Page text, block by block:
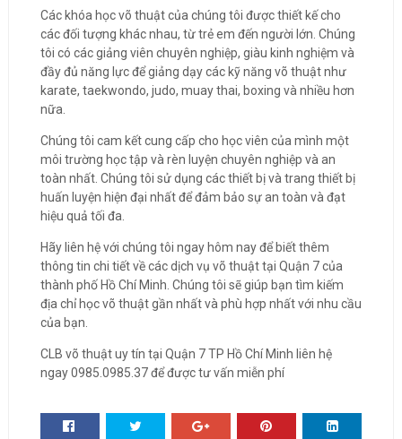
Các khóa học võ thuật của chúng tôi được thiết kế cho
các đối tượng khác nhau, từ trẻ em đến người lớn. Chúng
tôi có các giảng viên chuyên nghiệp, giàu kinh nghiệm và
đầy đủ năng lực để giảng dạy các kỹ năng võ thuật như
karate, taekwondo, judo, muay thai, boxing và nhiều hơn
nữa.
Chúng tôi cam kết cung cấp cho học viên của mình một
môi trường học tập và rèn luyện chuyên nghiệp và an
toàn nhất. Chúng tôi sử dụng các thiết bị và trang thiết bị
huấn luyện hiện đại nhất để đảm bảo sự an toàn và đạt
hiệu quả tối đa.
Hãy liên hệ với chúng tôi ngay hôm nay để biết thêm
thông tin chi tiết về các dịch vụ võ thuật tại Quận 7 của
thành phố Hồ Chí Minh. Chúng tôi sẽ giúp bạn tìm kiếm
địa chỉ học võ thuật gần nhất và phù hợp nhất với nhu cầu
của bạn.
CLB võ thuật uy tín tại Quận 7 TP Hồ Chí Minh liên hệ
ngay 0985.0985.37 để được tư vấn miễn phí